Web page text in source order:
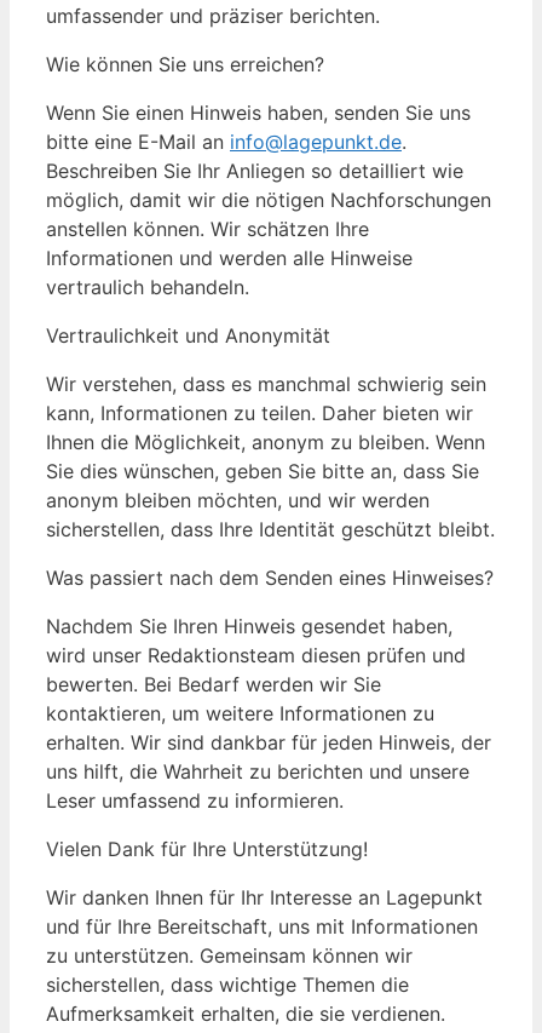
umfassender und präziser berichten.
Wie können Sie uns erreichen?
Wenn Sie einen Hinweis haben, senden Sie uns
bitte eine E-Mail an info@lagepunkt.de.
Beschreiben Sie Ihr Anliegen so detailliert wie
möglich, damit wir die nötigen Nachforschungen
anstellen können. Wir schätzen Ihre
Informationen und werden alle Hinweise
vertraulich behandeln.
Vertraulichkeit und Anonymität
Wir verstehen, dass es manchmal schwierig sein
kann, Informationen zu teilen. Daher bieten wir
Ihnen die Möglichkeit, anonym zu bleiben. Wenn
Sie dies wünschen, geben Sie bitte an, dass Sie
anonym bleiben möchten, und wir werden
sicherstellen, dass Ihre Identität geschützt bleibt.
Was passiert nach dem Senden eines Hinweises?
Nachdem Sie Ihren Hinweis gesendet haben,
wird unser Redaktionsteam diesen prüfen und
bewerten. Bei Bedarf werden wir Sie
kontaktieren, um weitere Informationen zu
erhalten. Wir sind dankbar für jeden Hinweis, der
uns hilft, die Wahrheit zu berichten und unsere
Leser umfassend zu informieren.
Vielen Dank für Ihre Unterstützung!
Wir danken Ihnen für Ihr Interesse an Lagepunkt
und für Ihre Bereitschaft, uns mit Informationen
zu unterstützen. Gemeinsam können wir
sicherstellen, dass wichtige Themen die
Aufmerksamkeit erhalten, die sie verdienen.